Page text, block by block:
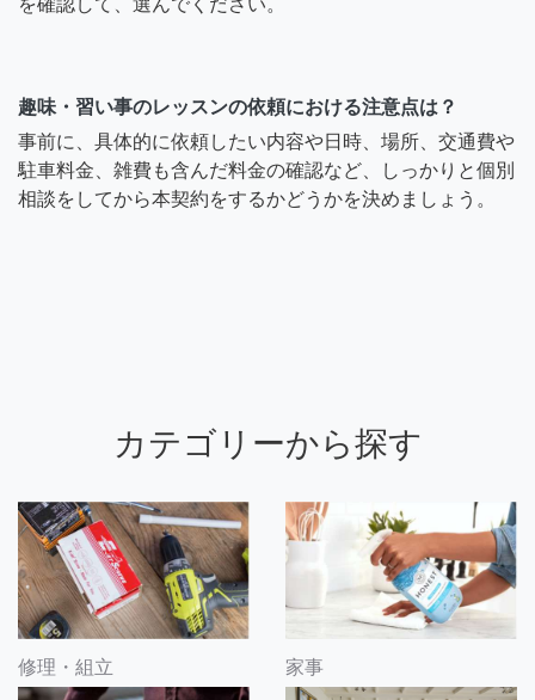
趣味・習い事のレッスンの依頼における注意点は？
事前に、具体的に依頼したい内容や日時、場所、交通費や
駐車料金、雑費も含んだ料金の確認など、しっかりと個別
相談をしてから本契約をするかどうかを決めましょう。
カテゴリーから探す
修理・組立 家事